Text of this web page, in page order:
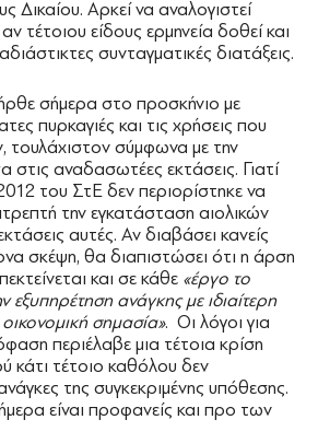
Δικαίου. Αρκεί να αναλογιστεί
τέτοιου είδους ερμηνεία δοθεί και
συνταγματικές διατάξεις.
σήμερα στο προσκήνιο με
πυρκαγιές και τις χρήσεις που
τουλάχιστον σύμφωνα με την
αναδασωτέες εκτάσεις. Γιατί
του ΣτΕ δεν περιορίστηκε να
την εγκατάσταση αιολικών
αυτές. Αν διαβάσει κανείς
σκέψη, θα διαπιστώσει ότι η άρση
και σε κάθε «έργο το
εξυπηρέτηση ανάγκης με ιδιαίτερη
σημασία». Οι λόγοι για
περιέλαβε μια τέτοια κρίση
κάτι τέτοιο καθόλου δεν
της συγκεκριμένης υπόθεσης.
είναι προφανείς και προ των